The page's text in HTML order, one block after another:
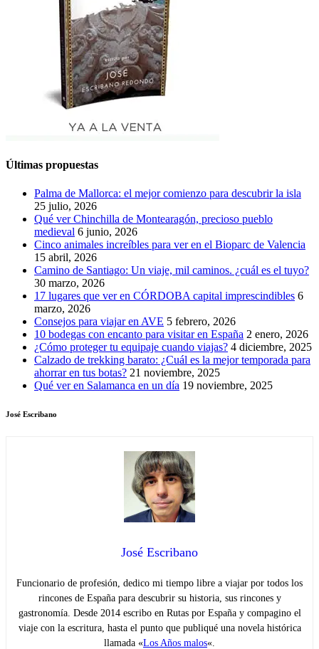
Últimas propuestas
Palma de Mallorca: el mejor comienzo para descubrir la isla
25 julio, 2026
Qué ver Chinchilla de Montearagón, precioso pueblo
medieval 6 junio, 2026
Cinco animales increíbles para ver en el Bioparc de Valencia
15 abril, 2026
Camino de Santiago: Un viaje, mil caminos. ¿cuál es el tuyo?
30 marzo, 2026
17 lugares que ver en CÓRDOBA capital imprescindibles 6
marzo, 2026
Consejos para viajar en AVE 5 febrero, 2026
10 bodegas con encanto para visitar en España 2 enero, 2026
¿Cómo proteger tu equipaje cuando viajas? 4 diciembre, 2025
Calzado de trekking barato: ¿Cuál es la mejor temporada para
ahorrar en tus botas? 21 noviembre, 2025
Qué ver en Salamanca en un día 19 noviembre, 2025
José Escribano
José Escribano
Funcionario de profesión, dedico mi tiempo libre a viajar por todos los
rincones de España para descubrir su historia, sus rincones y
gastronomía. Desde 2014 escribo en Rutas por España y compagino el
viaje con la escritura, hasta el punto que publiqué una novela histórica
llamada «Los Años malos«.